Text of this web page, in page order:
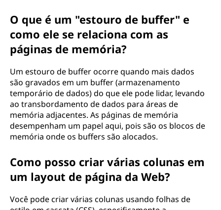
O que é um "estouro de buffer" e
como ele se relaciona com as
páginas de memória?
Um estouro de buffer ocorre quando mais dados
são gravados em um buffer (armazenamento
temporário de dados) do que ele pode lidar, levando
ao transbordamento de dados para áreas de
memória adjacentes. As páginas de memória
desempenham um papel aqui, pois são os blocos de
memória onde os buffers são alocados.
Como posso criar várias colunas em
um layout de página da Web?
Você pode criar várias colunas usando folhas de